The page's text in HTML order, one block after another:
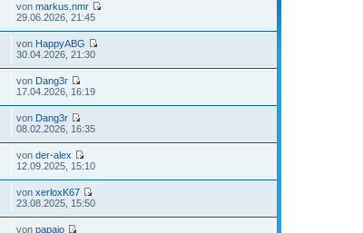
vonmarkus.nmr
29.06.2026, 21:45
von HappyABG
30.04.2026, 21:30
von Dang3r
17.04.2026, 16:19
von Dang3r
08.02.2026, 16:35
vonder-alex
12.09.2025, 15:10
vonxerloxK67
23.08.2025, 15:50
vonpapajo